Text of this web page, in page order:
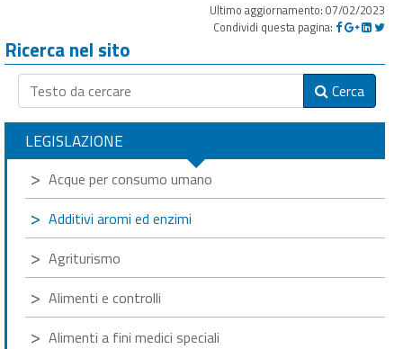
Ultimo aggiornamento: 07/02/2023
Condividi questa pagina:
Ricerca nel sito
Cerca
LEGISLAZIONE
Acque per consumo umano
Additivi aromi ed enzimi
Agriturismo
Alimenti e controlli
Alimenti a fini medici speciali